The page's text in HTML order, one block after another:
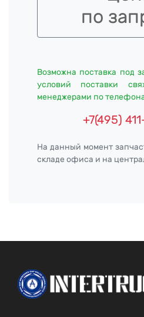
по
Возможна поставка под
условий поставки
менеджерами по
+7(495)
На данный момент
складе офиса и на